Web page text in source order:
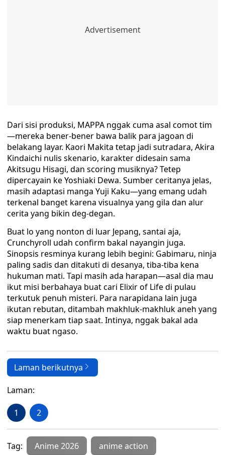
Dari sisi produksi, MAPPA nggak cuma asal comot tim
—mereka bener-bener bawa balik para jagoan di
belakang layar. Kaori Makita tetap jadi sutradara, Akira
Kindaichi nulis skenario, karakter didesain sama
Akitsugu Hisagi, dan scoring musiknya? Tetep
dipercayain ke Yoshiaki Dewa. Sumber ceritanya jelas,
masih adaptasi manga Yuji Kaku—yang emang udah
terkenal banget karena visualnya yang gila dan alur
cerita yang bikin deg-degan.
Buat lo yang nonton di luar Jepang, santai aja,
Crunchyroll udah confirm bakal nayangin juga.
Sinopsis resminya kurang lebih begini: Gabimaru, ninja
paling sadis dan ditakuti di desanya, tiba-tiba kena
hukuman mati. Tapi masih ada harapan—asal dia mau
ikut misi berbahaya buat cari Elixir of Life di pulau
terkutuk penuh misteri. Para narapidana lain juga
ikutan rebutan, ditambah makhluk-makhluk aneh yang
siap menerkam tiap saat. Intinya, nggak bakal ada
waktu buat ngaso.
Laman berikutnya
Laman:
1 2
Tag: Anime 2026 anime action